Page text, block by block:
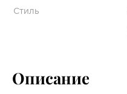
Стиль
Описание